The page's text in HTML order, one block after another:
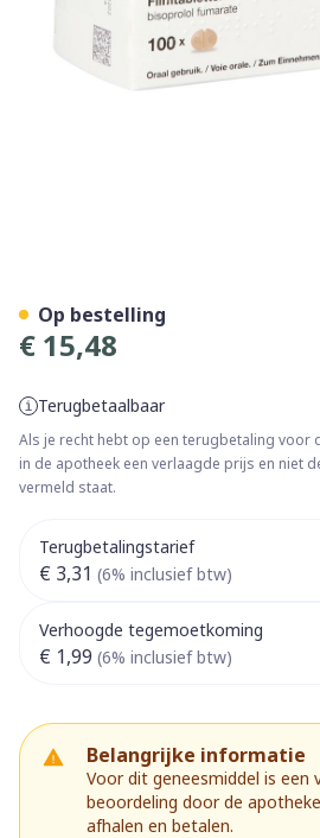
€ 15,48
Terugbetaalbaar
Als je recht hebt op een terugbetaling voor
in de apotheek een verlaagde prijs en niet
vermeld staat.
Terugbetalingstarief
€ 3,31 (6% inclusief btw)
Verhoogde tegemoetkoming
€ 1,99 (6% inclusief btw)
Belangrijke informatie
Voor dit geneesmiddel is een
beoordeling door de
afhalen en betalen.
Op bestelling